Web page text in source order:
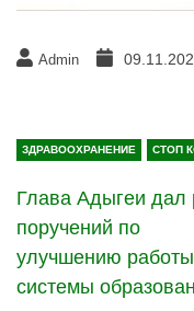
Admin
ЗДРАВООХРАНЕНИЕ СТОП
Глава Адыгеи дал
поручений по
улучшению работы
системы